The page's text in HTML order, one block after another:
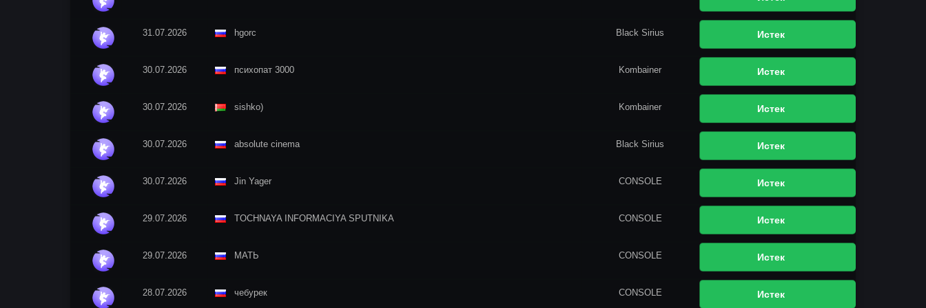
31.07.2026 hgorc Black Sirius Истек
30.07.2026 психопат 3000 Kombainer Истек
30.07.2026 sishko) Kombainer Истек
30.07.2026 absolute cinema Black Sirius Истек
30.07.2026 Jin Yager CONSOLE Истек
29.07.2026 TOCHNAYA INFORMACIYA SPUTNIKA CONSOLE Истек
29.07.2026 МАТЬ CONSOLE Истек
28.07.2026 чебурек CONSOLE Истек